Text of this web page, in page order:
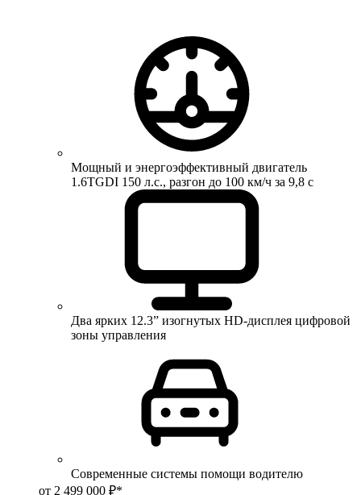
Мощный и энергоэффективный двигатель
1.6TGDI 150 л.с., разгон до 100 км/ч за 9,8 с
Два ярких 12.3” изогнутых HD-дисплея цифровой
зоны управления
Современные системы помощи водителю
от 2 499 000 ₽*